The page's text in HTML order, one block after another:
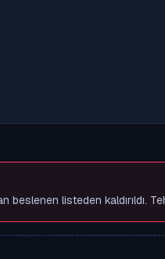
listeden kaldırıldı.